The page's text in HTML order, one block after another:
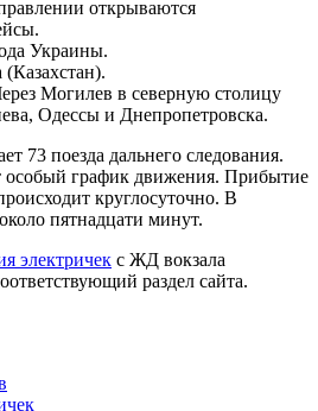
открываются
Украины.
Могилев в северную столицу
Одессы и Днепропетровска.
73 поезда дальнего следования.
график движения. Прибытие
круглосуточно. В
пятнадцати минут.
электричек с ЖД вокзала
раздел сайта.